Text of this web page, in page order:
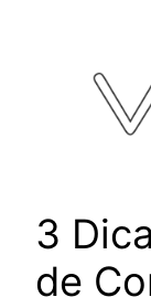
3
de